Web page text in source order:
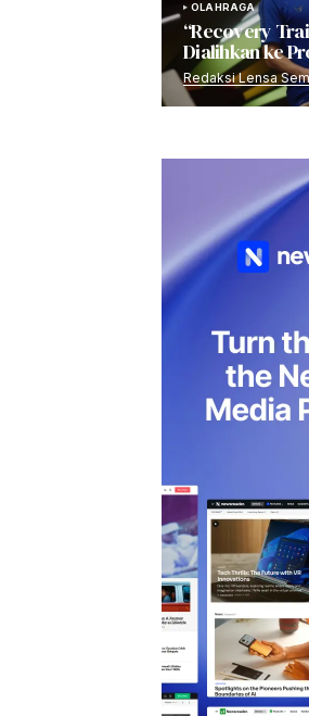
OLAHRAGA
“Recovery
Dialihkan ke
Redaksi Lensa